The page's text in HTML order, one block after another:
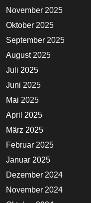
November 2025
Oktober 2025
September 2025
August 2025
Juli 2025
Juni 2025
Mai 2025
April 2025
März 2025
Februar 2025
Januar 2025
Dezember 2024
November 2024